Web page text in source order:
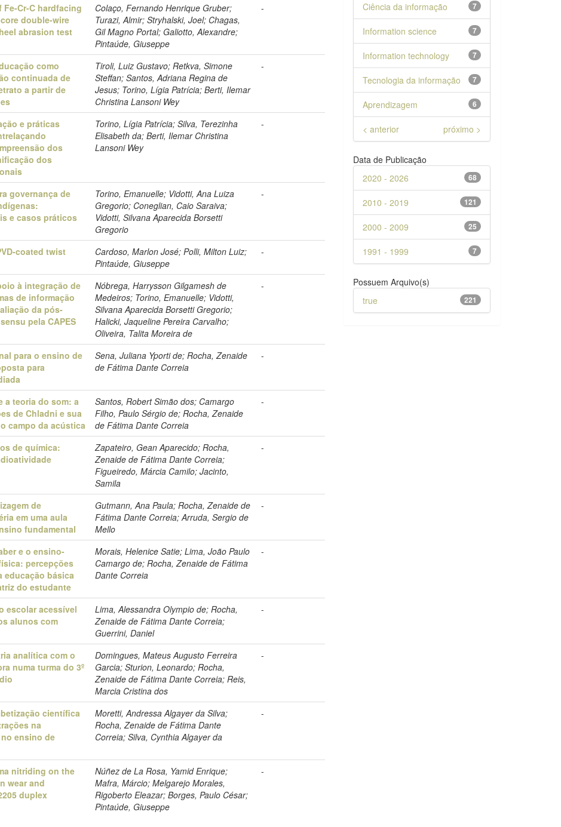
Fe-Cr-C hardfacing
double-wire
abrasion test
Colaço, Fernando Henrique Gruber;
Turazi, Almir; Stryhalski, Joel; Chagas,
Gil Magno Portal; Galiotto, Alexandre;
Pintaúde, Giuseppe
-
como
continuada de
a partir de
Tiroli, Luiz Gustavo; Retkva, Simone
Steffan; Santos, Adriana Regina de
Jesus; Torino, Lígia Patrícia; Berti, Ilemar
Christina Lansoni Wey
-
e práticas
dos
dos
Torino, Lígia Patrícia; Silva, Terezinha
Elisabeth da; Berti, Ilemar Christina
Lansoni Wey
-
governança de
e casos práticos
Torino, Emanuelle; Vidotti, Ana Luiza
Gregorio; Coneglian, Caio Saraiva;
Vidotti, Silvana Aparecida Borsetti
Gregorio
-
coated twist
Cardoso, Marlon José; Polli, Milton Luiz;
Pintaúde, Giuseppe
-
à integração de
de informação
da pós-
pela CAPES
Nóbrega, Harrysson Gilgamesh de
Medeiros; Torino, Emanuelle; Vidotti,
Silvana Aparecida Borsetti Gregorio;
Halicki, Jaqueline Pereira Carvalho;
Oliveira, Talita Moreira de
-
para o ensino de
para
Sena, Juliana Yporti de; Rocha, Zenaide
de Fátima Dante Correia
-
a teoria do som: a
de Chladni e sua
campo da acústica
Santos, Robert Simão dos; Camargo
Filho, Paulo Sérgio de; Rocha, Zenaide
de Fátima Dante Correia
-
de química:
Zapateiro, Gean Aparecido; Rocha,
Zenaide de Fátima Dante Correia;
Figueiredo, Márcia Camilo; Jacinto,
Samila
-
de
em uma aula
fundamental
Gutmann, Ana Paula; Rocha, Zenaide de
Fátima Dante Correia; Arruda, Sergio de
Mello
-
e o ensino-
percepções
educação básica
do estudante
Morais, Helenice Satie; Lima, João Paulo
Camargo de; Rocha, Zenaide de Fátima
Dante Correia
-
escolar acessível
alunos com
Lima, Alessandra Olympio de; Rocha,
Zenaide de Fátima Dante Correia;
Guerrini, Daniel
-
analítica com o
numa turma do 3º
Domingues, Mateus Augusto Ferreira
Garcia; Sturion, Leonardo; Rocha,
Zenaide de Fátima Dante Correia; Reis,
Marcia Cristina dos
-
científica
na
ensino de
Moretti, Andressa Algayer da Silva;
Rocha, Zenaide de Fátima Dante
Correia; Silva, Cynthia Algayer da
-
nitriding on the
wear and
duplex
Núñez de La Rosa, Yamid Enrique;
Mafra, Márcio; Melgarejo Morales,
Rigoberto Eleazar; Borges, Paulo César;
Pintaúde, Giuseppe
-
7
Ciência da informação
7
Information science
7
Information technology
7
Tecnologia da informação
6
Aprendizagem
< anterior próximo >
Data de Publicação
68
2020 - 2026
121
2010 - 2019
25
2000 - 2009
7
1991 - 1999
Possuem Arquivo(s)
221
true